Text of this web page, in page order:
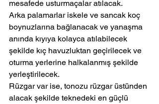
mesafede usturmaçalar atılacak.
Arka palamarlar iskele ve sancak koç
boynuzlarına bağlanacak ve yanaşma
anında kıyıya kolayca atılabilecek
şekilde kıç havuzluktan geçirilecek ve
oturma yerlerine halkalanmış şekilde
yerleştirilecek.
Rüzgar var ise, tonozu rüzgar üstünden
alacak şekilde teknedeki en güçlü